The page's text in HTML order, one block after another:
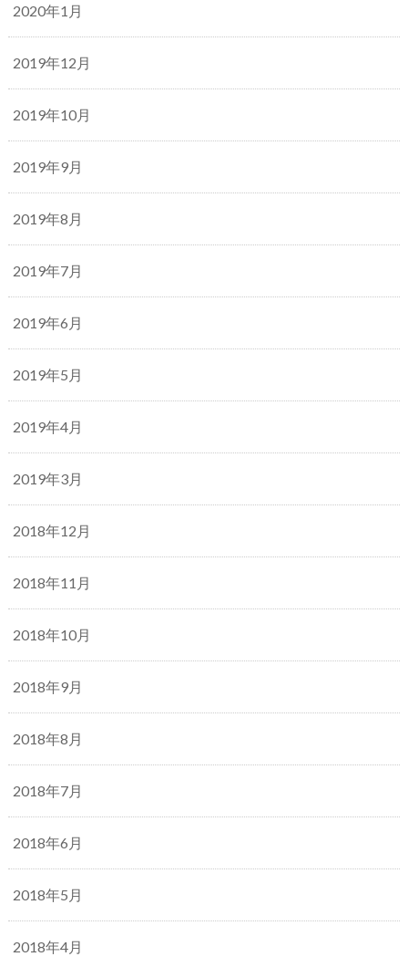
2020年1月
2019年12月
2019年10月
2019年9月
2019年8月
2019年7月
2019年6月
2019年5月
2019年4月
2019年3月
2018年12月
2018年11月
2018年10月
2018年9月
2018年8月
2018年7月
2018年6月
2018年5月
2018年4月